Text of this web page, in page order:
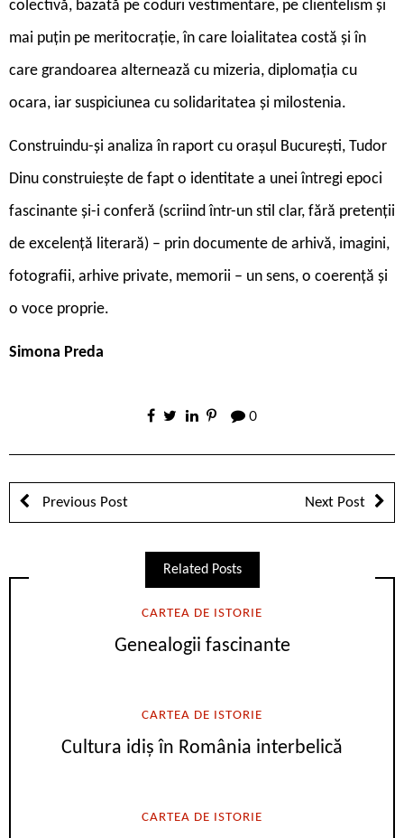
colectivă, bazată pe coduri vestimentare, pe clientelism și
mai puțin pe meritocrație, în care loialitatea costă și în
care grandoarea alternează cu mizeria, diplomația cu
ocara, iar suspiciunea cu solidaritatea și milostenia.
Construindu-și analiza în raport cu orașul București, Tudor
Dinu construiește de fapt o identitate a unei întregi epoci
fascinante și-i conferă (scriind într-un stil clar, fără pretenții
de excelență literară) – prin documente de arhivă, imagini,
fotografii, arhive private, memorii – un sens, o coerență și
o voce proprie.
Simona Preda
0
Previous Post Next Post
Related Posts
CARTEA DE ISTORIE
Genealogii fascinante
CARTEA DE ISTORIE
Cultura idiș în România interbelică
CARTEA DE ISTORIE